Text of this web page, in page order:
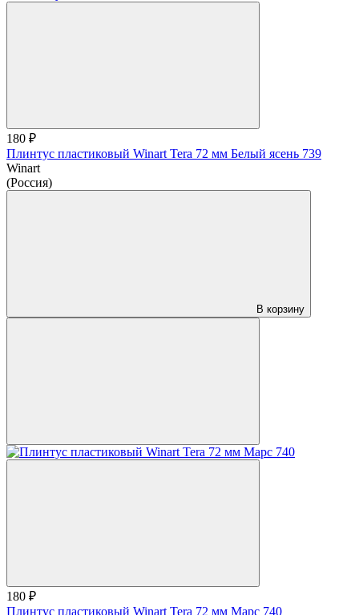
180 ₽
Плинтус пластиковый Winart Tera 72 мм Белый ясень 739
Winart
(Россия)
В корзину
180 ₽
Плинтус пластиковый Winart Tera 72 мм Марс 740